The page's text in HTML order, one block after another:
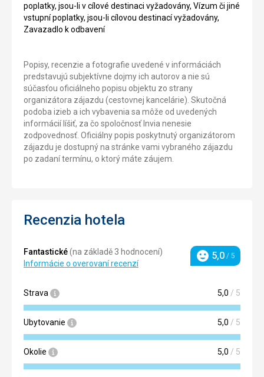
poplatky, jsou-li v cílové destinaci vyžadovány, Vízum či jiné
vstupní poplatky, jsou-li cílovou destinací vyžadovány,
Zavazadlo k odbavení
Popisy, recenzie a fotografie uvedené v informáciách
predstavujú subjektívne dojmy ich autorov a nie sú
súčasťou oficiálneho popisu objektu zo strany
organizátora zájazdu (cestovnej kancelárie). Skutočná
podoba izieb a ich vybavenia sa môže od uvedených
informácií líšiť, za čo spoločnosť Invia nenesie
zodpovednosť. Oficiálny popis poskytnutý organizátorom
zájazdu je dostupný na stránke vami vybraného zájazdu
po zadaní termínu, o ktorý máte záujem.
Recenzia hotela
Fantastické(na základě 3 hodnocení)
Informácie o overovaní recenzí
Hodnotenie
5,0 / 5
Strava 5,0 / 5
Ubytovanie 5,0 / 5
Okolie 5,0 / 5